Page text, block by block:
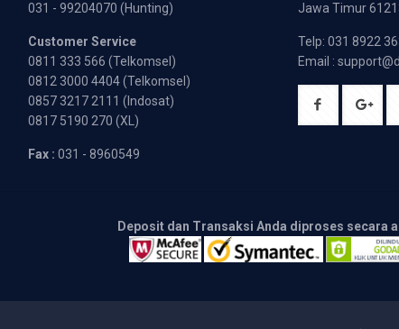
031 - 99204070 (Hunting)
Customer Service
0811 333 566 (Telkomsel)
0812 3000 4404 (Telkomsel)
0857 3217 2111 (Indosat)
0817 5190 270 (XL)
Fax : 031 - 8960549
Jawa Timur
Telp: 031 8922
Email :
Deposit dan Transaksi Anda diproses secara